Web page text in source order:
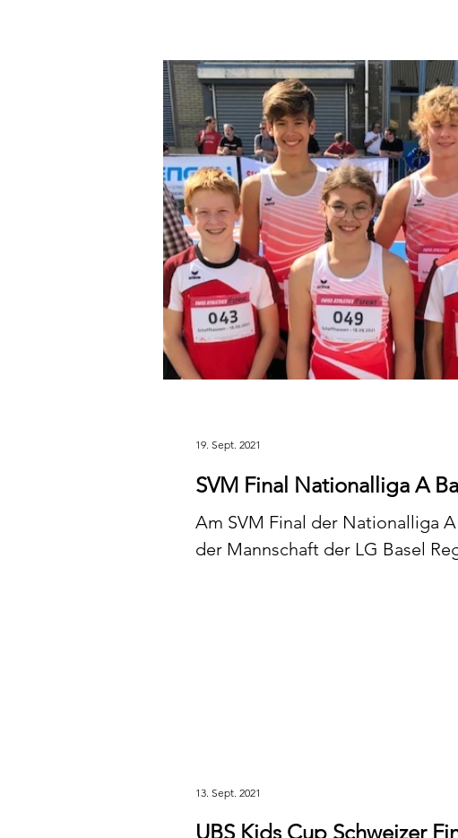
SVM Final Nationalliga A
Am SVM Final der Nationalliga
der Mannschaft der LG
19. Sept. 2021
UBS Kids Cup Schweizer
13. Sept. 2021